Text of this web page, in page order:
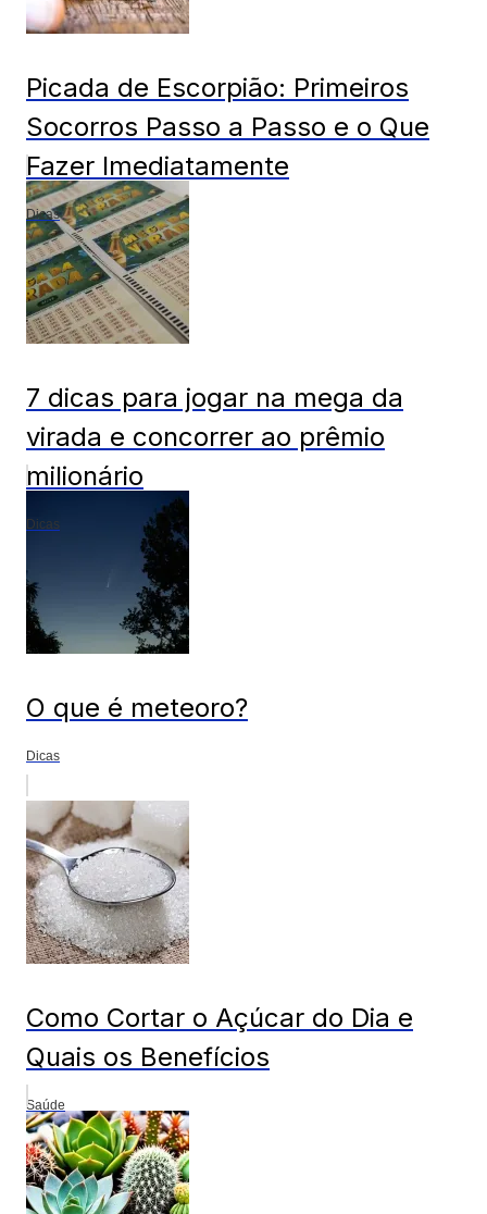
Picada de Escorpião: Primeiros
Socorros Passo a Passo e o Que
Fazer Imediatamente
Dicas
7 dicas para jogar na mega da
virada e concorrer ao prêmio
milionário
Dicas
O que é meteoro?
Dicas
Como Cortar o Açúcar do Dia e
Quais os Benefícios
Saúde